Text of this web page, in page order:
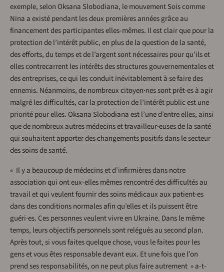
exemple, selon Oksana Slobodiana, le mouvement Sois comme
Nina a existé pendant les deux premières années grâce au
financement des participantes elles-mêmes. Il est clair que pour la
protection de l’intérêt public, en plus de la question de la santé,
des efforts, du temps et de l’argent sont nécessaires pour qu’ils et
elles contrecarrent les intérêts des structures gouvernementales et
des entreprises, ce qui les conduit inévitablement à se faire des
ennemis. Néanmoins, de nombreux citoyen·nes sont prêt·es à agir
malgré les difficultés, car la protection de l’intérêt public est une
priorité pour elles. Oksana Slobodiana est l’une d’entre elles, ainsi
que de nombreux autres médecins et travailleur·euses de la santé
qui souhaitent apporter des changements positifs dans le secteur
des soins de santé.
« Il y a beaucoup de médecins et d’infirmières dans notre
association qui ont eux-elles mêmes rencontré des difficultés au
travail et qui veulent fournir des soins médicaux aux patient·es
dans des conditions normales afin qu’elles et ils puissent être
guéri·es. Ces personnes veulent vivre en Ukraine. Dans le même
temps, leurs objectifs personnels sont relégués au second plan.
Après tout, si vous faites quelque chose, vous le faites pour les
gens et vous êtes responsable devant eux. Et une fois que l’on
prend ses responsabilités, on ne peut plus faire autrement » a-t-